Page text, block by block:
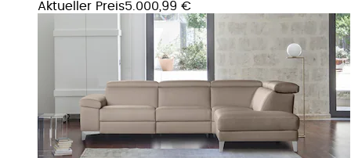
Aktueller Preis5.000,99 €